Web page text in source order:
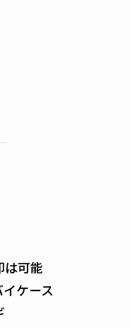
は可能
ケース